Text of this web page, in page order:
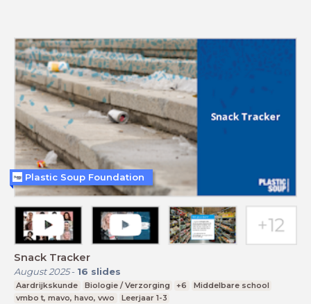
Snack Tracker
August 2025- 16 slides
Aardrijkskunde Biologie / Verzorging +6
Middelbare school
vmbo t, mavo, havo, vwo
Leerjaar 1-3
Plastic Soup Foundation